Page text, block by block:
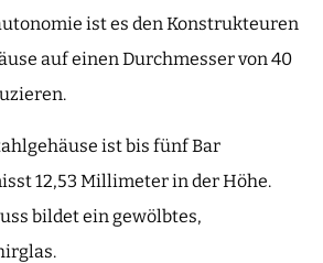
ist es den Konstrukteuren
auf einen Durchmesser von 40
ist bis fünf Bar
12,53 Millimeter in der Höhe.
bildet ein gewölbtes,